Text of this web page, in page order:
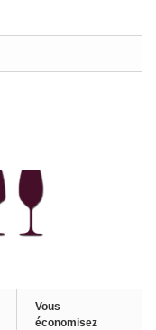
Vous
économisez